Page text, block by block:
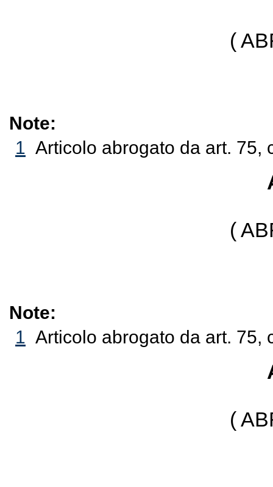
(
Note:
1 Articolo abrogato da art. 75,
(
Note:
1 Articolo abrogato da art. 75,
(